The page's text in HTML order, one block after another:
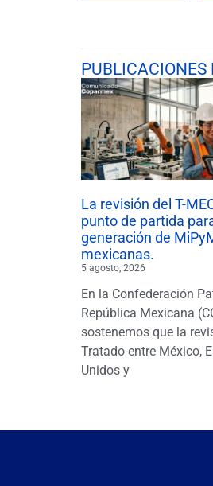
La revisión del T-
punto de partida
generación de
mexicanas.
5 agosto, 2026
En la Confederación
República Mexicana
sostenemos que la
Tratado entre México,
Unidos y